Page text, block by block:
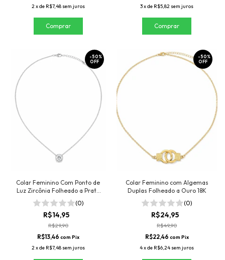
2xde R$7,48 sem juros
3xde R$5,82 sem juros
Colar Feminino Com Ponto de
Luz Zircônia Folheado a Prata
925
(0)
R$14,95
-50%
OFF
R$29,90
R$13,46 com Pix
2xde R$7,48 sem juros
Colar Feminino com Algemas
Duplas Folheado a Ouro 18K
(0)
R$24,95
-50%
OFF
R$49,90
R$22,46 com Pix
4xde R$6,24 sem juros